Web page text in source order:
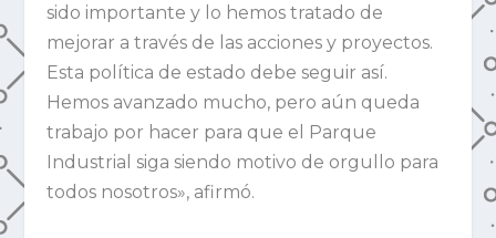
sido importante y lo hemos tratado de
mejorar a través de las acciones y proyectos.
Esta política de estado debe seguir así.
Hemos avanzado mucho, pero aún queda
trabajo por hacer para que el Parque
Industrial siga siendo motivo de orgullo para
todos nosotros», afirmó.